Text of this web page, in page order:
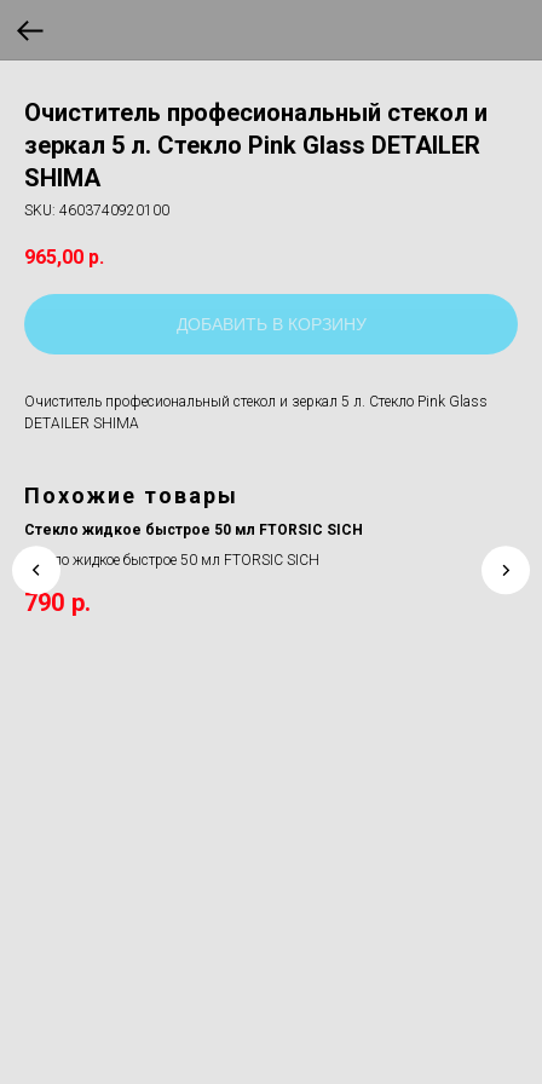
Очиститель професиональный стекол и
зеркал 5 л. Стекло Pink Glass DETAILER
SHIMA
SKU: 4603740920100
965,00 р.
ДОБАВИТЬ В КОРЗИНУ
Очиститель професиональный стекол и зеркал 5 л. Стекло Pink Glass
DETAILER SHIMA
Похожие товары
Стекло жидкое быстрое 50 мл FTORSIC SICH
Стекло жидкое быстрое 50 мл FTORSIC SICH
790 р.